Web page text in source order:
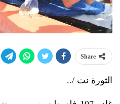
Share
الثورة نت /..